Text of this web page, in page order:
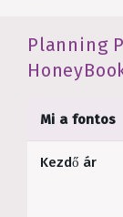
Planning
Mi a fontos
Kezdő ár